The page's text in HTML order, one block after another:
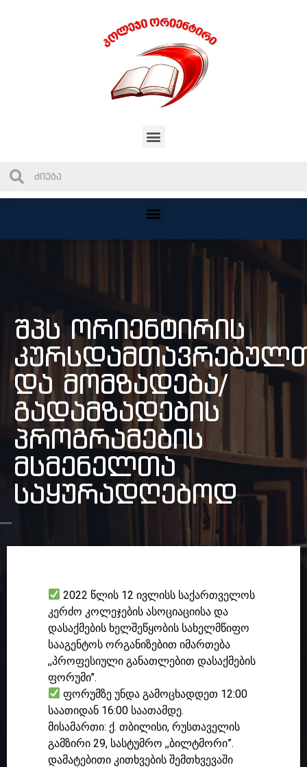
შპს ორიენტირის
და მომზადება/
გადამზადების
პროგრამების
მსმენელთა
საყურადღებოდ
2022 წლის 12 ივლისს საქართველოს
კერძო კოლეჯების ასოციაციისა და
დასაქმების ხელშეწყობის სახელმწიფო
სააგენტოს ორგანიზებით იმართება
,,პროფესიული განათლებით დასაქმების
ფორუმი’’.
ფორუმზე უნდა გამოცხადდეთ 12:00
საათიდან 16:00 საათამდე.
მისამართი: ქ. თბილისი, რუსთაველის
გამზირი 29, სასტუმრო ,,ბილტმორი”.
დამატებითი კითხვების შემთხვევაში